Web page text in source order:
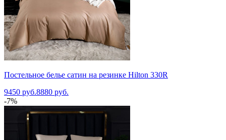
Постельное белье сатин на резинке Hilton 330R
9450 руб.8880 руб.
-7%